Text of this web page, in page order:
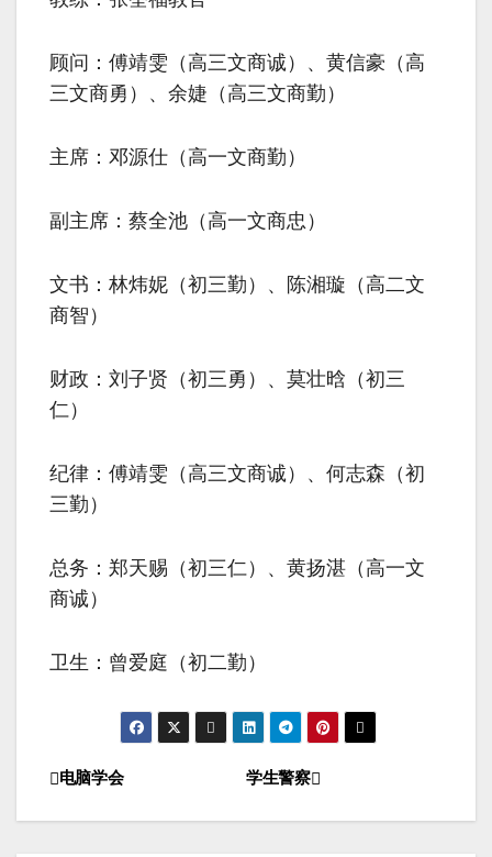
顾问：傅靖雯（高三文商诚）、黄信豪（高
三文商勇）、余婕（高三文商勤）
主席：邓源仕（高一文商勤）
副主席：蔡全池（高一文商忠）
文书：林炜妮（初三勤）、陈湘璇（高二文
商智）
财政：刘子贤（初三勇）、莫壮晗（初三
仁）
纪律：傅靖雯（高三文商诚）、何志森（初
三勤）
总务：郑天赐（初三仁）、黄扬湛（高一文
商诚）
卫生：曾爱庭（初二勤）
学生警察
电脑学会